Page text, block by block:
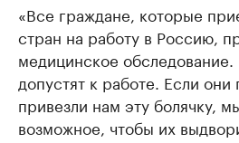
«Все граждане, которые
стран на работу в Россию,
медицинское обследование.
допустят к работе. Если они
привезли нам эту болячку,
возможное, чтобы их